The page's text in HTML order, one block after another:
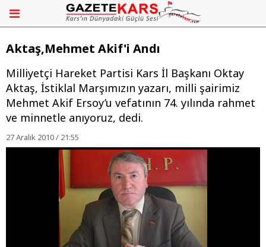
Aktaş,Mehmet Akif'i Andı
Milliyetçi Hareket Partisi Kars İl Başkanı Oktay
Aktaş, İstiklal Marşımızın yazarı, milli şairimiz
Mehmet Akif Ersoy’u vefatının 74. yılında rahmet
ve minnetle anıyoruz, dedi.
27 Aralık 2010 / 21:55